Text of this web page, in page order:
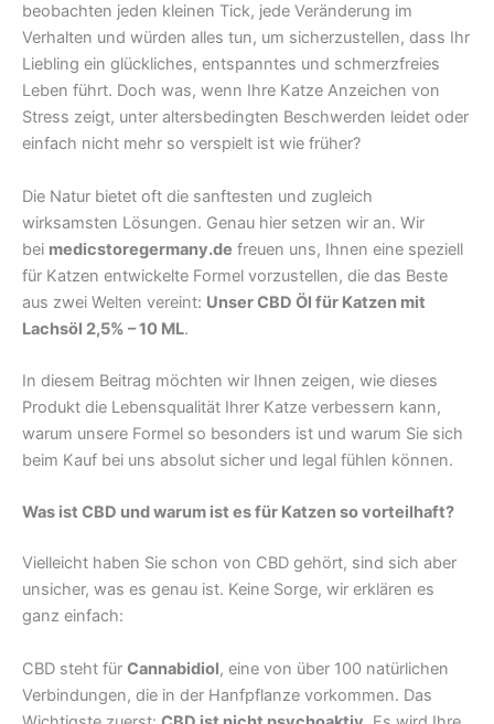
beobachten jeden kleinen Tick, jede Veränderung im
Verhalten und würden alles tun, um sicherzustellen, dass Ihr
Liebling ein glückliches, entspanntes und schmerzfreies
Leben führt. Doch was, wenn Ihre Katze Anzeichen von
Stress zeigt, unter altersbedingten Beschwerden leidet oder
einfach nicht mehr so verspielt ist wie früher?
Die Natur bietet oft die sanftesten und zugleich
wirksamsten Lösungen. Genau hier setzen wir an. Wir
bei medicstoregermany.de freuen uns, Ihnen eine speziell
für Katzen entwickelte Formel vorzustellen, die das Beste
aus zwei Welten vereint: Unser CBD Öl für Katzen mit
Lachsöl 2,5% – 10 ML.
In diesem Beitrag möchten wir Ihnen zeigen, wie dieses
Produkt die Lebensqualität Ihrer Katze verbessern kann,
warum unsere Formel so besonders ist und warum Sie sich
beim Kauf bei uns absolut sicher und legal fühlen können.
Was ist CBD und warum ist es für Katzen so vorteilhaft?
Vielleicht haben Sie schon von CBD gehört, sind sich aber
unsicher, was es genau ist. Keine Sorge, wir erklären es
ganz einfach:
CBD steht für Cannabidiol, eine von über 100 natürlichen
Verbindungen, die in der Hanfpflanze vorkommen. Das